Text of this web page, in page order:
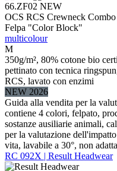
66.ZF02 NEW
OCS RCS Crewneck Combo
Felpa "Color Block"
multicolour
M
350g/m², 80% cotone bio
pettinato con tecnica
RCS, lavato con enzimi
NEW 2026
Guida alla vendita per la
contiene 4 colori, felpato,
sostanze ausiliarie animali,
per la valutazione
vita, lavabile a 30°, non
RC 092X | Result Headwear